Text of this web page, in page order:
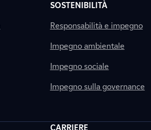
SOSTENIBILITÀ
Responsabilità e impegno
Impegno ambientale
Impegno sociale
Impegno sulla governance
CARRIERE